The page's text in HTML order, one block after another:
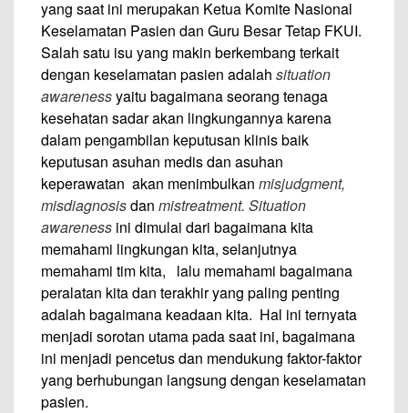
yang saat ini merupakan Ketua Komite Nasional
Keselamatan Pasien dan Guru Besar Tetap FKUI.
Salah satu isu yang makin berkembang terkait
dengan keselamatan pasien adalah situation
awarenessyaitu bagaimana seorang tenaga
kesehatan sadar akan lingkungannya karena
dalam pengambilan keputusan klinis baik
keputusan asuhan medis dan asuhan
keperawatan akan menimbulkan misjudgment,
misdiagnosisdan mistreatment. Situation
awareness ini dimulai dari bagaimana kita
memahami lingkungan kita, selanjutnya
memahami tim kita, lalu memahami bagaimana
peralatan kita dan terakhir yang paling penting
adalah bagaimana keadaan kita. Hal ini ternyata
menjadi sorotan utama pada saat ini, bagaimana
ini menjadi pencetus dan mendukung faktor-faktor
yang berhubungan langsung dengan keselamatan
pasien.